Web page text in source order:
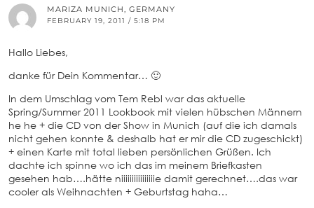
MARIZA MUNICH, GERMANY
FEBRUARY 19, 2011 / 5:18 PM
Hallo Liebes,
danke für Dein Kommentar… 🙂
In dem Umschlag vom Tem Rebl war das aktuelle
Spring/Summer 2011 Lookbook mit vielen hübschen Männern
he he + die CD von der Show in Munich (auf die ich damals
nicht gehen konnte & deshalb hat er mir die CD zugeschickt)
+ einen Karte mit total lieben persönlichen Grüßen. Ich
dachte ich spinne wo ich das im meinem Briefkasten
gesehen hab….hätte niiiiiiiiiiiiiiiie damit gerechnet….das war
cooler als Weihnachten + Geburtstag haha…